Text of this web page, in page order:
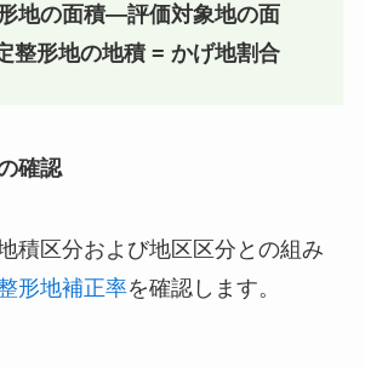
形地の面積―評価対象地の面
整形地の地積 = かげ地割合
確認
積区分および地区区分との組み
形地補正率を確認します。